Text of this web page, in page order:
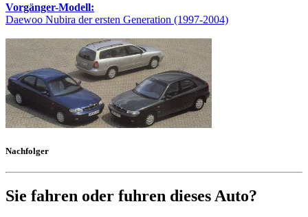
Vorgänger-Modell:
Daewoo Nubira der ersten Generation (1997-2004)
Nachfolger
Sie fahren oder fuhren dieses Auto?